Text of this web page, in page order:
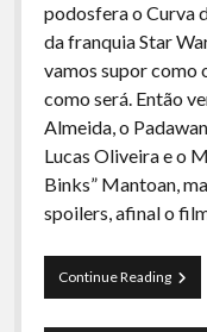
A Ripa É a Lei
Especiais
Preliminares
podosfera o Curva
da franquia Star
vamos supor como
como será. Então
Almeida, o
Lucas Oliveira e o
Binks” Mantoan,
spoilers, afinal o
Continue ReadingCurva
de